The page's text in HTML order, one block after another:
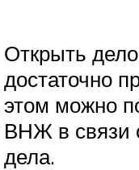
Открыть
достаточно
этом можно
ВНЖ в связи
дела.